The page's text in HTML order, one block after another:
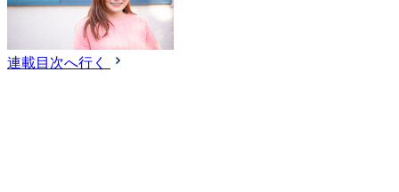
連載目次へ行く